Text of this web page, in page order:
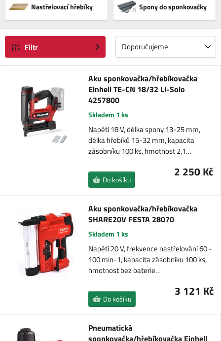
Nastřelovací hřebíky Spony do sponkovačky
Filtr Doporučujeme
Aku sponkovačka/hřebíkovačka
Einhell TE-CN 18/32 Li-Solo
4257800
Skladem 1 ks
Napětí 18 V, délka spony 13-25 mm,
délka hřebíků 15-32 mm, kapacita
zásobníku 100 ks, hmotnost 2,1…
2 250 Kč
Do košíku
Aku sponkovačka/hřebíkovačka
SHARE20V FESTA 28070
Skladem 1 ks
Napětí 20 V, frekvence nastřelování 60 -
100 min-1, kapacita zásobníku 100 ks,
hmotnost bez baterie…
3 121 Kč
Do košíku
Pneumatická
sponkovačka/hřebíkovačka Einhell